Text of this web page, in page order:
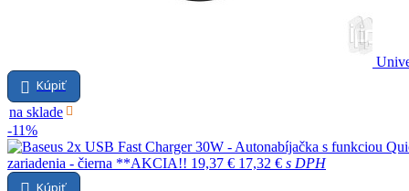
Kúpiť
na sklade
-11%
zariadenia - čierna **AKCIA!! 19,37 € 17,32 € s DPH
Kúpiť